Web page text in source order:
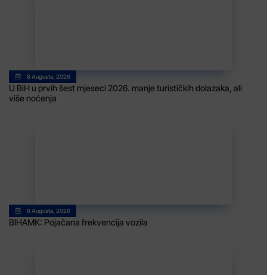
8 Augusta, 2026
U BiH u prvih šest mjeseci 2026. manje turističkih dolazaka, ali
više noćenja
8 Augusta, 2026
BIHAMK: Pojačana frekvencija vozila